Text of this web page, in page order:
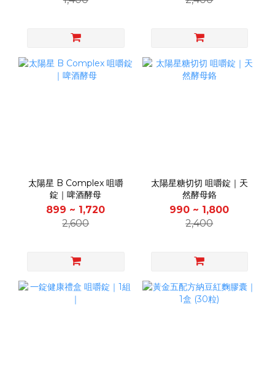
太陽星 B Complex 咀嚼
錠｜啤酒酵母
899 ~ 1,720
2,600
太陽星糖切切 咀嚼錠｜天
然酵母鉻
990 ~ 1,800
2,400